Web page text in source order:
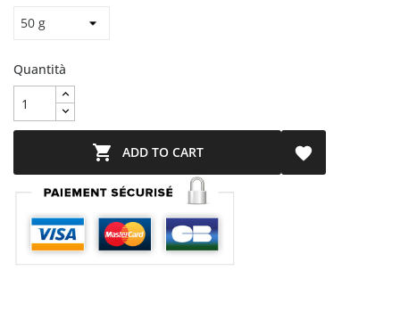
Quantità
 ADD TO CART 